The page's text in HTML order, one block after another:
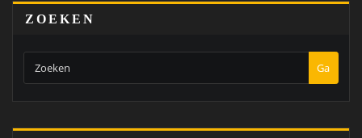
ZOEKEN
Ga